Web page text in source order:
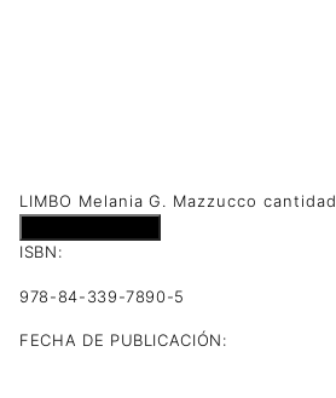
LIMBO Melania G. Mazzucco cantidad
ISBN:
978-84-339-7890-5
FECHA DE PUBLICACIÓN: